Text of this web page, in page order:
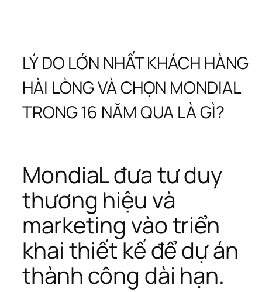
LÝ DO LỚN NHẤT KHÁCH HÀNG
HÀI LÒNG VÀ CHỌN MONDIAL
TRONG 16 NĂM QUA LÀ GÌ?
MondiaL đưa tư duy
thương hiệu và
marketing vào triển
khai thiết kế để dự án
thành công dài hạn.